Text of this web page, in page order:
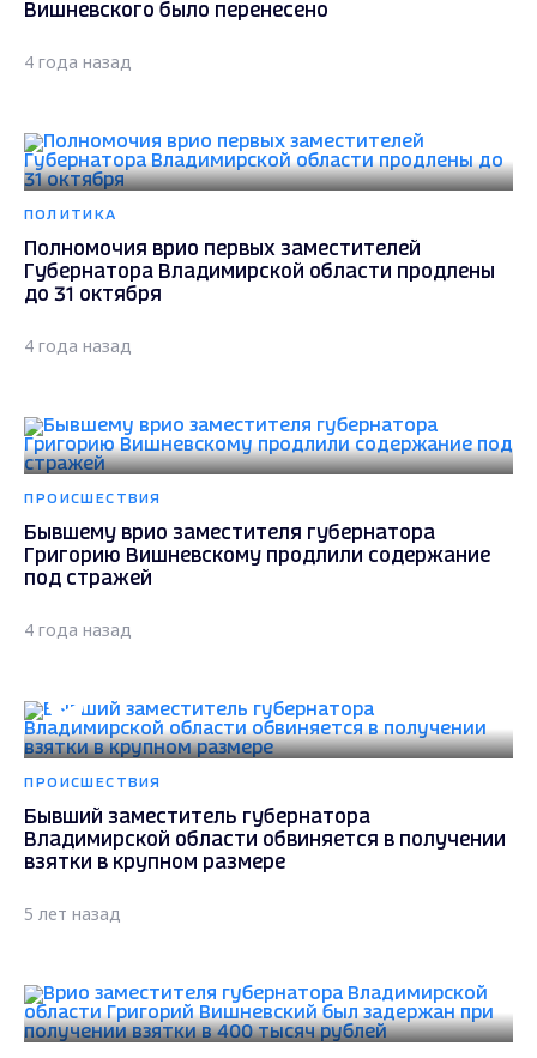
Вишневского было перенесено
4 года назад
ПОЛИТИКА
Полномочия врио первых заместителей
Губернатора Владимирской области продлены
до 31 октября
4 года назад
ПРОИСШЕСТВИЯ
Бывшему врио заместителя губернатора
Григорию Вишневскому продлили содержание
под стражей
4 года назад
ПРОИСШЕСТВИЯ
Бывший заместитель губернатора
Владимирской области обвиняется в получении
взятки в крупном размере
5 лет назад